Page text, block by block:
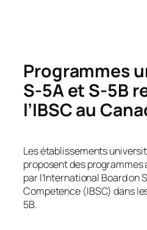
Programmes
S-5A et S-5B
l’IBSC au
Les établissements
proposent des
par l’International Board on
Competence (IBSC) dans
5B.